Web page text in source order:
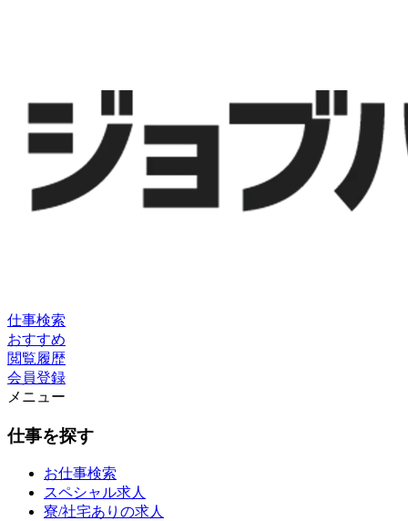
仕事検索
おすすめ
閲覧履歴
会員登録
メニュー
仕事を探す
お仕事検索
スペシャル求人
寮/社宅ありの求人